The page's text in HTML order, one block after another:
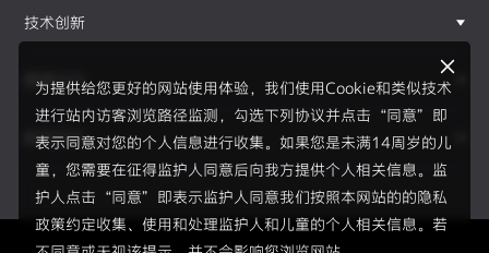
为提供给您更好的网站使用体验，我们使用Cookie和类似技术
进行站内访客浏览路径监测，勾选下列协议并点击“同意”即
表示同意对您的个人信息进行收集。如果您是未满14周岁的儿
童，您需要在征得监护人同意后向我方提供个人相关信息。监
护人点击“同意”即表示监护人同意我们按照本网站的的隐私
政策约定收集、使用和处理监护人和儿童的个人相关信息。若
技术创新
赛事运动
新闻资讯
F1®赛事